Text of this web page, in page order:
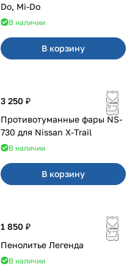
Do, Mi-Do
В наличии
В корзину
3 250 ₽
Противотуманные фары NS-
730 для Nissan X-Trail
В наличии
В корзину
1 850 ₽
Пенолитье Легенда
В наличии